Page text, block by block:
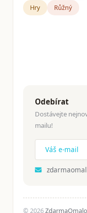
Hry
Růžný
Odebírat
Dostávejte
mailu!
© 2026